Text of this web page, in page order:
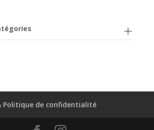
Politique de confidentialité